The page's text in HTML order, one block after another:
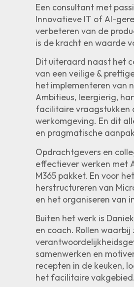
Een consultant met
Innovatieve IT of AI-
verbeteren van de
is de kracht en waarde
Dit uiteraard naast het
van een veilige &
het implementeren van
Ambitieus, leergierig,
facilitaire vraagstukken
werkomgeving. En dit
en pragmatische
Opdrachtgevers en
effectiever werken met
M365 pakket. En voor
herstructureren van
en het organiseren van
Buiten het werk is
en coach. Rollen
samenwerken en
recepten in de keuken,
het facilitaire vakgebied.